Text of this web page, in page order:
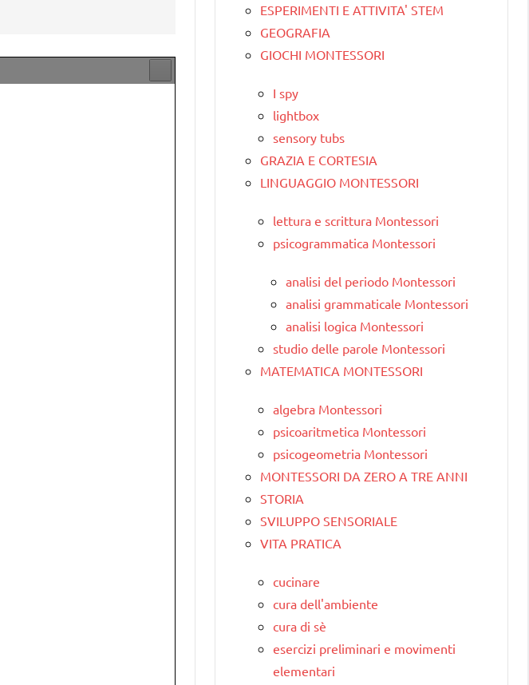
ESPERIMENTI E ATTIVITA' STEM
GEOGRAFIA
GIOCHI MONTESSORI
I spy
lightbox
sensory tubs
GRAZIA E CORTESIA
LINGUAGGIO MONTESSORI
lettura e scrittura Montessori
psicogrammatica Montessori
analisi del periodo Montessori
analisi grammaticale Montessori
analisi logica Montessori
studio delle parole Montessori
MATEMATICA MONTESSORI
algebra Montessori
psicoaritmetica Montessori
psicogeometria Montessori
MONTESSORI DA ZERO A TRE ANNI
STORIA
SVILUPPO SENSORIALE
VITA PRATICA
cucinare
cura dell'ambiente
cura di sè
esercizi preliminari e movimenti
elementari